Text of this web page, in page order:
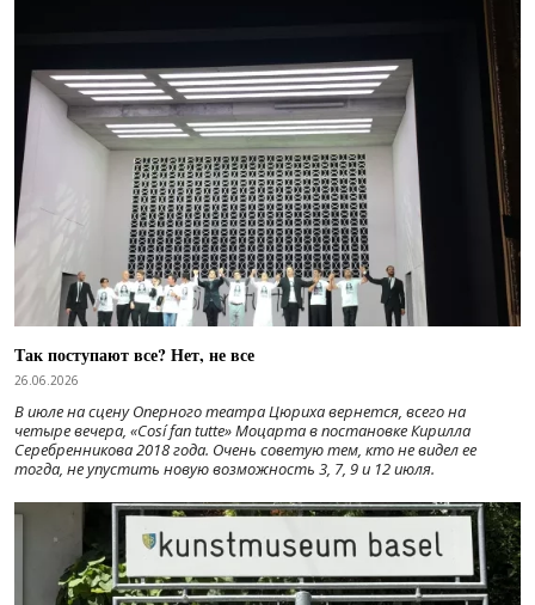
Так поступают все? Нет, не все
26.06.2026
В июле на сцену Оперного театра Цюриха вернется, всего на
четыре вечера, «Cosí fan tutte» Моцарта в постановке Кирилла
Серебренникова 2018 года. Очень советую тем, кто не видел ее
тогда, не упустить новую возможность 3, 7, 9 и 12 июля.